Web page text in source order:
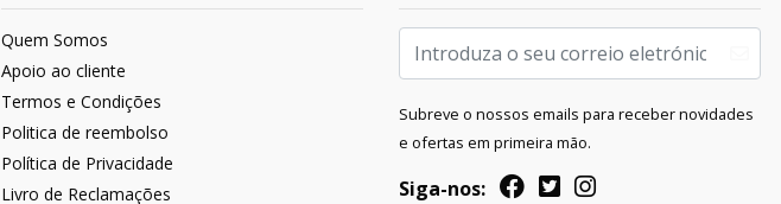
Quem Somos
Apoio ao cliente
Termos e Condições
Politica de reembolso
Política de Privacidade
Livro de Reclamações
Subreve o nossos emails para receber novidades
e ofertas em primeira mão.
Siga-nos: